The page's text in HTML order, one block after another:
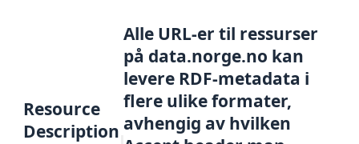
Resource
Description
Alle URL-er til ressurser
på data.norge.no kan
levere RDF-metadata i
flere ulike formater,
avhengig av hvilken